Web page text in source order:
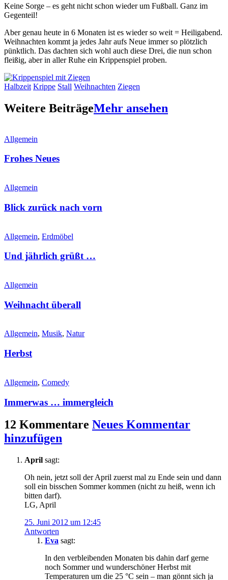
Keine Sorge – es geht nicht schon wieder um Fußball. Ganz im
Gegenteil!
Aber genau heute in 6 Monaten ist es wieder so weit = Heiligabend.
Weihnachten kommt ja jedes Jahr aufs Neue immer so plötzlich
pünktlich. Das dachten sich wohl auch diese Drei, die nun schon
fleißig, aber in aller Ruhe ein Krippenspiel proben.
Halbzeit Krippe Stall Weihnachten Ziegen
Weitere BeiträgeMehr ansehen
Allgemein
Frohes Neues
Allgemein
Blick zurück nach vorn
Allgemein, Erdmöbel
Und jährlich grüßt …
Allgemein
Weihnacht überall
Allgemein, Musik, Natur
Herbst
Allgemein, Comedy
Immerwas … immergleich
12 Kommentare Neues Kommentar
hinzufügen
April sagt:
Oh nein, jetzt soll der April zuerst mal zu Ende sein und dann
soll ein bisschen Sommer kommen (nicht zu heiß, wenn ich
bitten darf).
LG, April
25. Juni 2012 um 12:45
Antworten
Eva sagt:
In den verbleibenden Monaten bis dahin darf gerne
noch Sommer und wunderschöner Herbst mit
Temperaturen um die 25 °C sein – man gönnt sich ja